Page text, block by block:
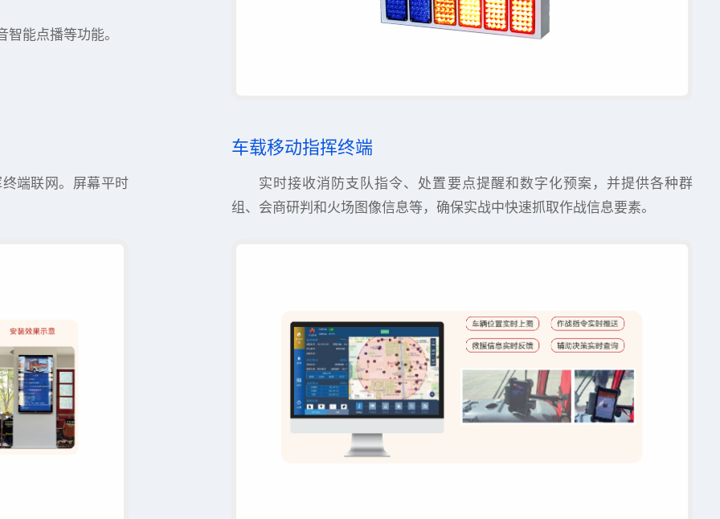
能点播等功能。
端联网。屏幕平时
车载移动指挥终端
实时接收消防支队指令、处置要点提醒和数字化预案，并提供各种群
组、会商研判和火场图像信息等，确保实战中快速抓取作战信息要素。